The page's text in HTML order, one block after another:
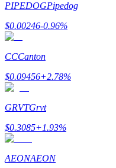
BTC Welcome Rewards
PIPEDOGPipedog
$0.00246-0.96%
CCCanton
$0.09456+2.78%
GRVTGrvt
$0.3085+1.93%
AEONAEON